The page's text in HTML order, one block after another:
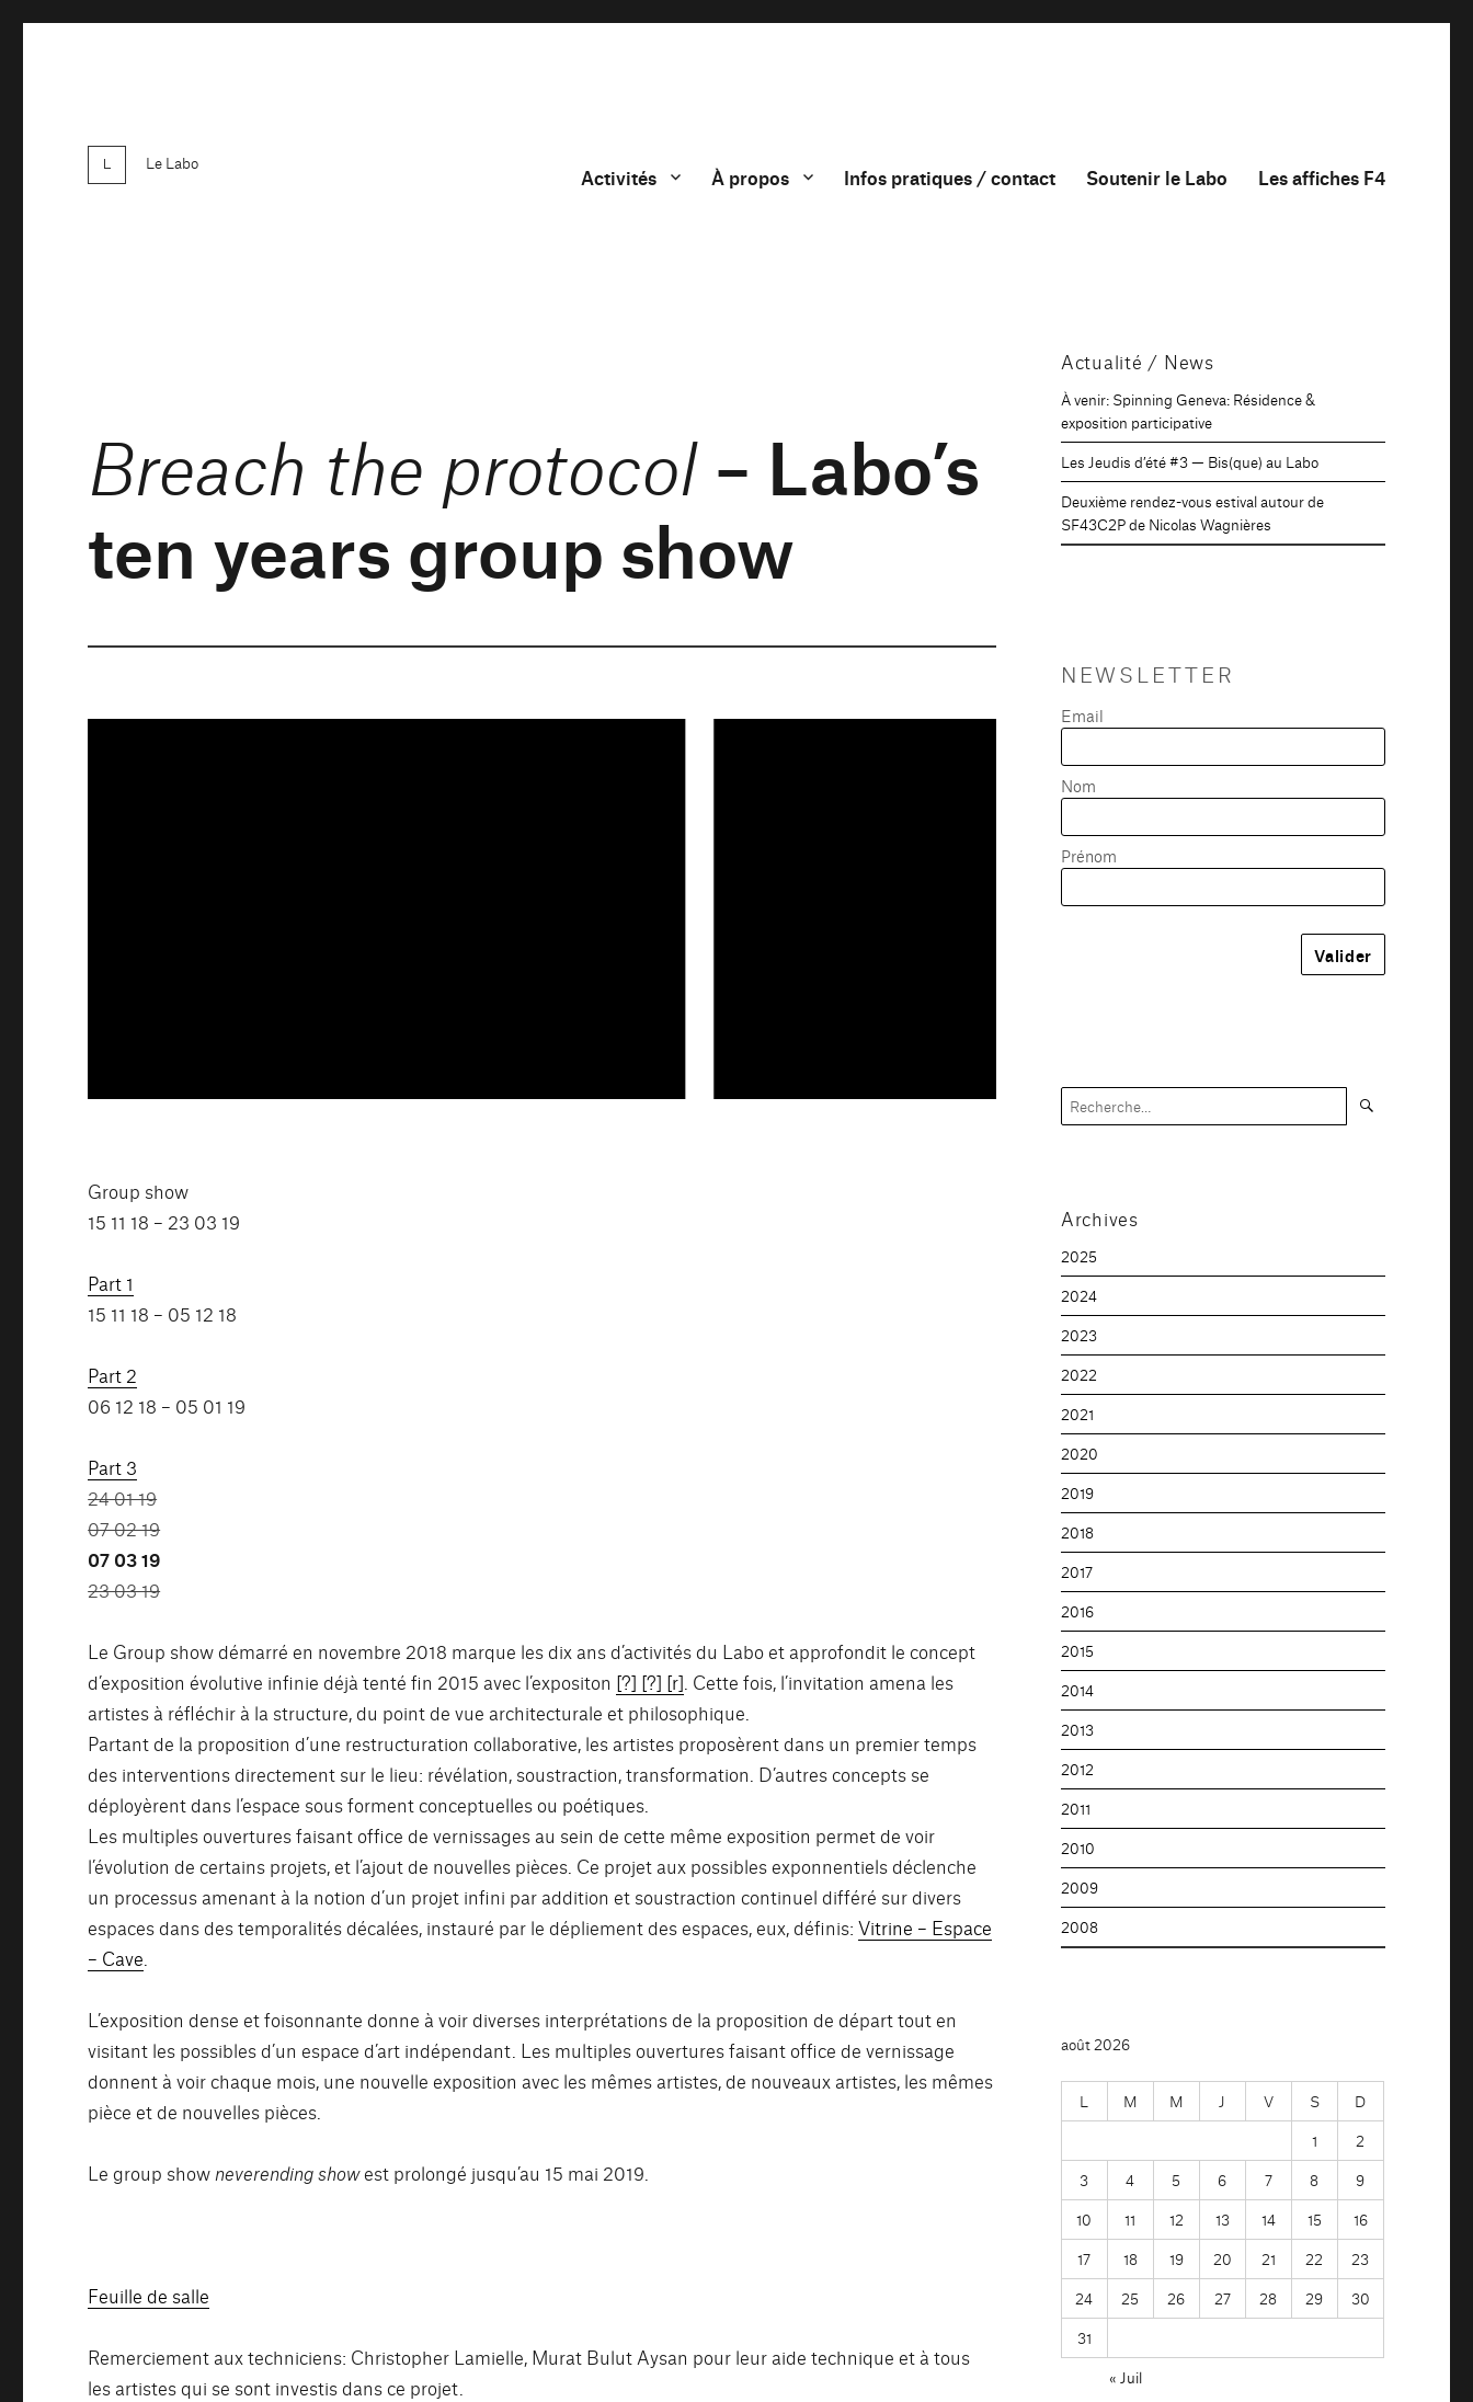
Le Labo
Activités À propos Infos pratiques / contact Soutenir le Labo Les affiches F4
Breach the protocol – Labo’s
ten years group show
Group show
15 11 18 – 23 03 19
Part 1
15 11 18 – 05 12 18
Part 2
06 12 18 – 05 01 19
Part 3
24 01 19
07 02 19
07 03 19
23 03 19
Le Group show démarré en novembre 2018 marque les dix ans d’activités du Labo et approfondit le concept
d’exposition évolutive infinie déjà tenté fin 2015 avec l’expositon [?] [?] [r] . Cette fois, l’invitation amena les
artistes à réfléchir à la structure, du point de vue architecturale et philosophique.
Partant de la proposition d’une restructuration collaborative, les artistes proposèrent dans un premier temps
des interventions directement sur le lieu: révélation, soustraction, transformation. D’autres concepts se
déployèrent dans l’espace sous forment conceptuelles ou poétiques.
Les multiples ouvertures faisant office de vernissages au sein de cette même exposition permet de voir
l’évolution de certains projets, et l’ajout de nouvelles pièces. Ce projet aux possibles exponnentiels déclenche
un processus amenant à la notion d’un projet infini par addition et soustraction continuel différé sur divers
espaces dans des temporalités décalées, instauré par le dépliement des espaces, eux, définis:Vitrine – Espace
– Cave
L’exposition dense et foisonnante donne à voir diverses interprétations de la proposition de départ tout en
visitant les possibles d’un espace d’art indépendant. Les multiples ouvertures faisant office de vernissage
donnent à voir chaque mois, une nouvelle exposition avec les mêmes artistes, de nouveaux artistes, les mêmes
pièce et de nouvelles pièces.
Le group show neverending showest prolongé jusqu’au 15 mai 2019.
Feuille de salle
Remerciement aux techniciens: Christopher Lamielle, Murat Bulut Aysan pour leur aide technique et à tous
les artistes qui se sont investis dans ce projet.
Actualité / News
À venir: Spinning Geneva: Résidence &
exposition participative
Les Jeudis d’été #3 — Bis(que) au Labo
Deuxième rendez-vous estival autour de
SF43C2P de Nicolas Wagnières
NEWSLETTER
Email
Nom
Prénom
Recherche
pour :
Archives
2025
2024
2023
2022
2021
2020
2019
2018
2017
2016
2015
2014
2013
2012
2011
2010
2009
2008
août 2026
L M M J V S
D
1
2
3
4 5 6 7 8
9
10
11 12 13 14 15
16
17
18 19 20 21 22
23
24
25 26 27 28 29
30
31
« Juil